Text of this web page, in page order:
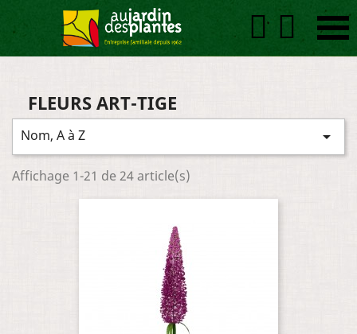
FLEURS ART-TIGE
Nom, A à Z 
Affichage 1-21 de 24 article(s)
 